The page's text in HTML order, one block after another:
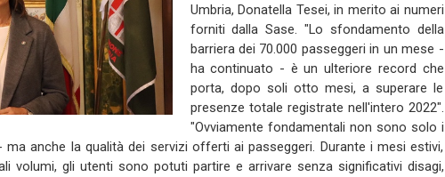
Umbria, Donatella Tesei, in merito ai numeri
forniti dalla Sase. "Lo sfondamento della
barriera dei 70.000 passeggeri in un mese -
ha continuato - è un ulteriore record che
porta, dopo soli otto mesi, a superare le
presenze totale registrate nell'intero 2022".
"Ovviamente fondamentali non sono solo i
anche la qualità dei servizi offerti ai passeggeri. Durante i mesi estivi,
volumi, gli utenti sono potuti partire e arrivare senza significativi disagi,